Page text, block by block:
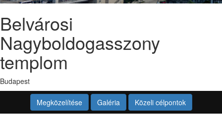
Belvárosi
Nagyboldogasszony
templom
Budapest
Megközelítése Galéria Közeli célpontok